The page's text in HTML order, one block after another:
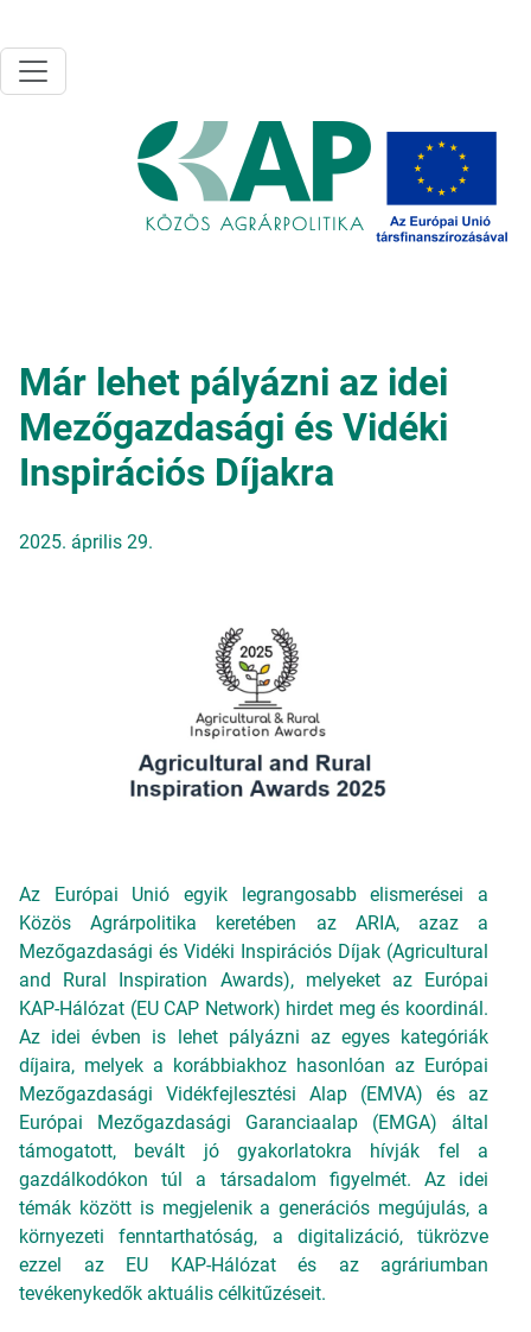
Már lehet pályázni az idei
Mezőgazdasági és Vidéki
Inspirációs Díjakra
2025. április 29.
Az Európai Unió egyik legrangosabb elismerései a
Közös Agrárpolitika keretében az ARIA, azaz a
Mezőgazdasági és Vidéki Inspirációs Díjak (Agricultural
and Rural Inspiration Awards), melyeket az Európai
KAP-Hálózat (EU CAP Network) hirdet meg és koordinál.
Az idei évben is lehet pályázni az egyes kategóriák
díjaira, melyek a korábbiakhoz hasonlóan az Európai
Mezőgazdasági Vidékfejlesztési Alap (EMVA) és az
Európai Mezőgazdasági Garanciaalap (EMGA) által
támogatott, bevált jó gyakorlatokra hívják fel a
gazdálkodókon túl a társadalom figyelmét. Az idei
témák között is megjelenik a generációs megújulás, a
környezeti fenntarthatóság, a digitalizáció, tükrözve
ezzel az EU KAP-Hálózat és az agráriumban
tevékenykedők aktuális célkitűzéseit.